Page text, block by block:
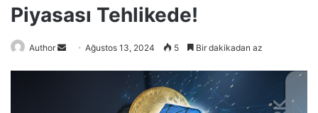
Piyasası Tehlikede!
Author
Bir
Ağustos 13, 2024 5 Bir dakikadan az